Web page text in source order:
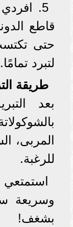
5.
قاطع
حتى تكتسب
لتبرد تمامًا.
طريقة
بعد
المربى،
للرغبة.
وسريعة
بشغف!